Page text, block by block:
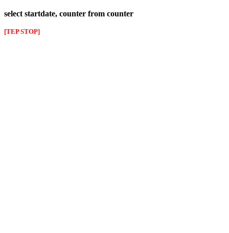
select startdate, counter from counter
[TEP STOP]